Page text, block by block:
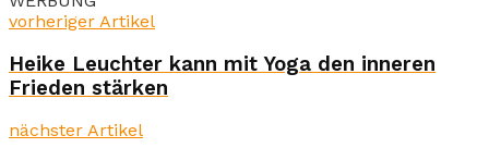
vorheriger Artikel
Heike Leuchter kann mit Yoga den inneren
Frieden stärken
nächster Artikel